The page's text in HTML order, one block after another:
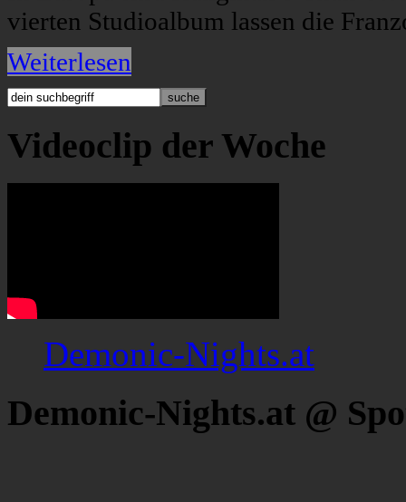
vierten Studioalbum lassen die
Weiterlesen
Videoclip der Woche
Demonic-Nights.at
Demonic-Nights.at @